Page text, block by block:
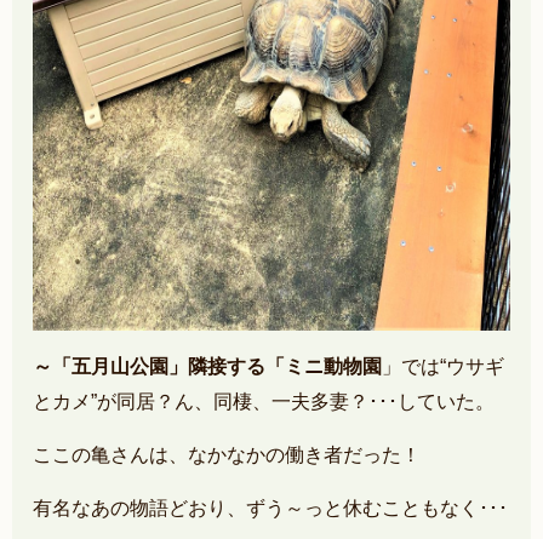
～「五月山公園」隣接する「ミニ動物園 」では“ウサギ
とカメ”が同居？ん、同棲、一夫多妻？･･･していた。
ここの亀さんは、なかなかの働き者だった！
有名なあの物語どおり、ずう～っと休むこともなく･･･